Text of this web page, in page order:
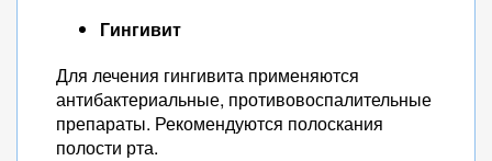
Гингивит
Для лечения гингивита применяются
антибактериальные, противовоспалительные
препараты. Рекомендуются полоскания
полости рта.